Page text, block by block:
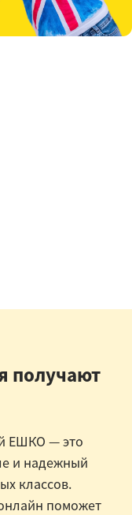
получают
ЕШКО — это
и надежный
классов.
поможет